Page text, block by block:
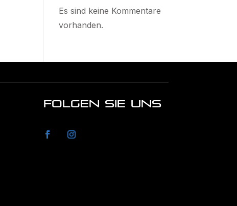
Es sind keine Kommentare
vorhanden.
FOLGEN SIE UNS